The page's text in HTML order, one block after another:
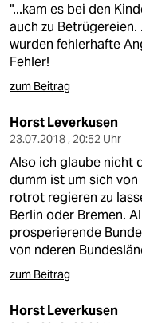
"...kam es bei den
auch zu Betrügereien.
wurden fehlerhafte
Fehler!
zum Beitrag
Horst Leverkusen
23.07.2018 , 20:52 Uhr
Also ich glaube nicht
dumm ist um sich
rotrot regieren zu
Berlin oder Bremen.
prosperierende
von nderen
zum Beitrag
Horst Leverkusen